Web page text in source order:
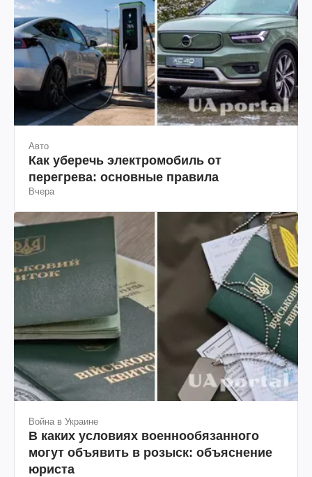
Авто
Как уберечь электромобиль от
перегрева: основные правила
Вчера
Война в Украине
В каких условиях военнообязанного
могут объявить в розыск: объяснение
юриста